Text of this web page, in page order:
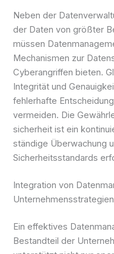
Neben der
der Daten von größter
müssen
Mechanismen zur
Cyberangriffen bieten.
Integrität und
fehlerhafte
vermeiden. Die
sicherheit ist ein
ständige Überwachung
Sicherheitsstandards
Integration von
Unternehmensstrategien
Ein effektives
Bestandteil der